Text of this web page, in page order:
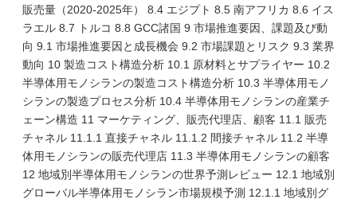
販売量（2020-2025年） 8.4 エジプト 8.5 南アフリカ 8.6 イス
ラエル 8.7 トルコ 8.8 GCC諸国 9 市場推進要因、課題及び動
向 9.1 市場推進要因と成長機会 9.2 市場課題とリスク 9.3 業界
動向 10 製造コスト構造分析 10.1 原材料とサプライヤー 10.2
半導体用モノシランの製造コスト構造分析 10.3 半導体用モノ
シランの製造プロセス分析 10.4 半導体用モノシランの産業チ
ェーン構造 11 マーケティング、販売代理店、顧客 11.1 販売
チャネル 11.1.1 直接チャネル 11.1.2 間接チャネル 11.2 半導
体用モノシランの販売代理店 11.3 半導体用モノシランの顧客
12 地域別半導体用モノシランの世界予測レビュー 12.1 地域別
グローバル半導体用モノシラン市場規模予測 12.1.1 地域別グ